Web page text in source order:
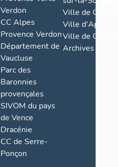
Verdon
CC Alpes
Provence Verdon
Département de
Vaucluse
Parc des
Baronnies
provençales
SIVOM du pays
de Vence
Dracénie
CC de Serre-
Ponçon
Ville de Grasse
Ville d'Apt
Ville de
Archives